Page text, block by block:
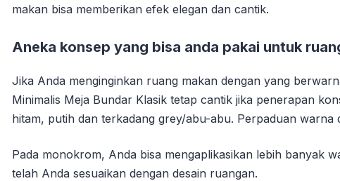
makan bisa memberikan efek elegan dan cantik.
Aneka konsep yang bisa anda pakai untuk
Jika Anda menginginkan ruang makan dengan yang
Minimalis Meja Bundar Klasik tetap cantik jika penerapan
hitam, putih dan terkadang grey/abu-abu. Perpaduan
Pada monokrom, Anda bisa mengaplikasikan lebih banyak
telah Anda sesuaikan dengan desain ruangan.